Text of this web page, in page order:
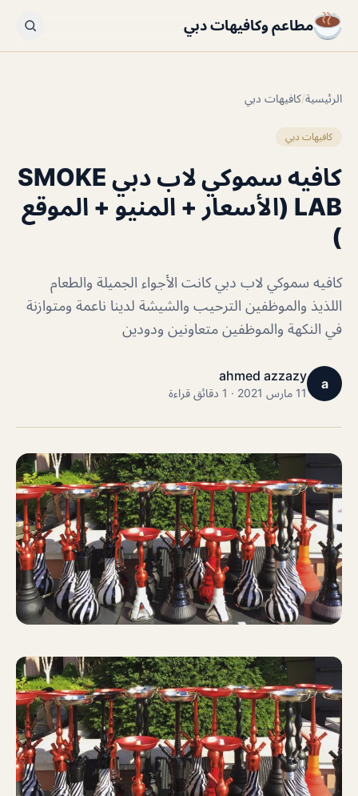
مطاعم وكافيهات دبي
الرئيسية/كافيهات دبي
كافيهات دبي
كافيه سموكي لاب دبي SMOKE
LAB (الأسعار + المنيو + الموقع
)
كافيه سموكي لاب دبي كانت الأجواء الجميلة والطعام
اللذيذ والموظفين الترحيب والشيشة لدينا ناعمة ومتوازنة
في النكهة والموظفين متعاونين ودودين
a
ahmed azzazy
11 مارس 2021 · 1 دقائق قراءة